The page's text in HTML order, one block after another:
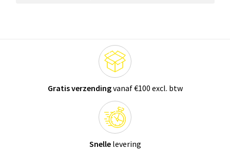
Gratis verzendingvanaf €100 excl. btw
Snellelevering